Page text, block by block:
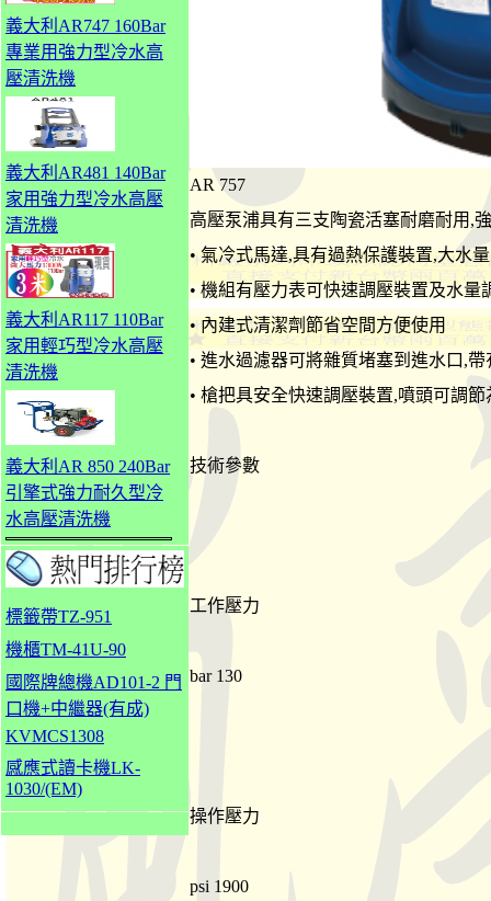
義大利AR747 160Bar
專業用強力型冷水高
壓清洗機
義大利AR481 140Bar
家用強力型冷水高壓
清洗機
義大利AR117 110Bar
家用輕巧型冷水高壓
清洗機
義大利AR 850 240Bar
引擎式強力耐久型冷
水高壓清洗機
標籤帶TZ-951
機櫃TM-41U-90
國際牌總機AD101-2 門
口機+中繼器(有成)
KVMCS1308
感應式讀卡機LK-
1030/(EM)
AR 757
高壓泵浦具有三支陶瓷活塞耐磨耐用,
• 氣冷式馬達,具有過熱保護裝置,大水
• 機組有壓力表可快速調壓裝置及水量
• 內建式清潔劑節省空間方便使用
• 進水過濾器可將雜質堵塞到進水口,
• 槍把具安全快速調壓裝置,噴頭可調
技術參數
工作壓力
bar 130
操作壓力
psi 1900